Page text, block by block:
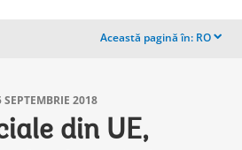
Această pagină în: RO dropdown
SEPTEMBRIE 2018
din UE,